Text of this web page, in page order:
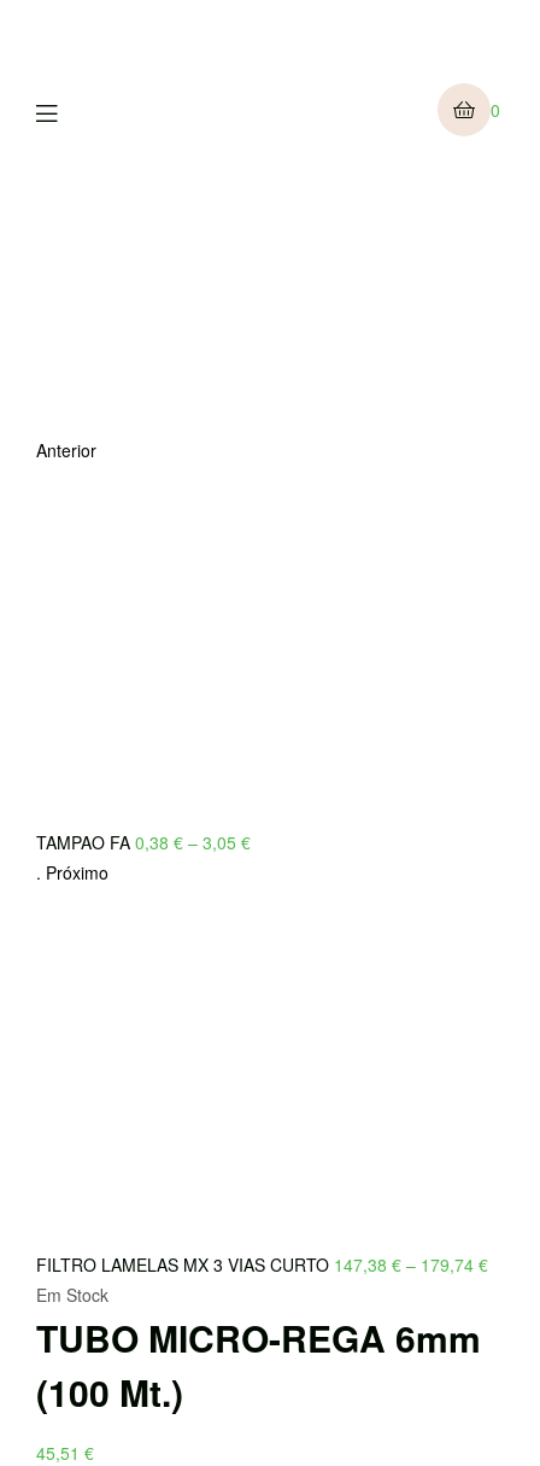
0
Menu
Anterior
TAMPAO FA 0,38 € – 3,05 €Price
. Próximo
FILTRO LAMELAS MX 3 VIAS CURTO 147,38 € – 179,74 €Price
Em Stock
TUBO MICRO-REGA 6mm
(100 Mt.)
45,51 €